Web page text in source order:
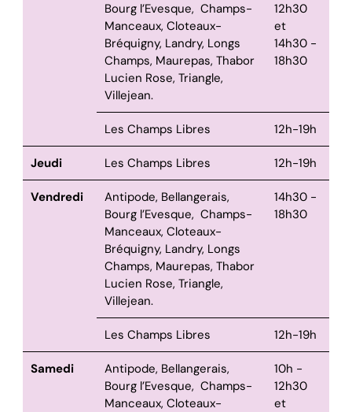
Bourg l’Evesque, Champs-
Manceaux, Cloteaux-
Bréquigny, Landry, Longs
Champs, Maurepas, Thabor
Lucien Rose, Triangle,
Villejean.
12h30
et
14h30 -
18h30
Les Champs Libres 12h-19h
Jeudi Les Champs Libres 12h-19h
Vendredi
Antipode, Bellangerais,
Bourg l’Evesque, Champs-
Manceaux, Cloteaux-
Bréquigny, Landry, Longs
Champs, Maurepas, Thabor
Lucien Rose, Triangle,
Villejean.
14h30 -
18h30
Les Champs Libres 12h-19h
Samedi
Antipode, Bellangerais,
Bourg l’Evesque, Champs-
Manceaux, Cloteaux-
10h -
12h30
et